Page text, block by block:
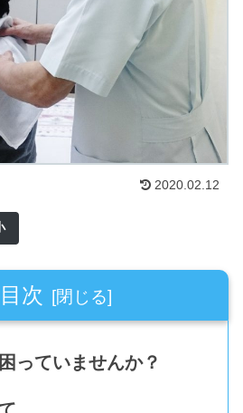
2020.02.12
目次
っていませんか？